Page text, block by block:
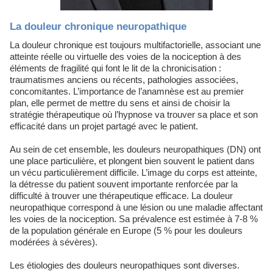
La douleur chronique neuropathique
La douleur chronique est toujours multifactorielle, associant une
atteinte réelle ou virtuelle des voies de la nociception à des
éléments de fragilité qui font le lit de la chronicisation :
traumatismes anciens ou récents, pathologies associées,
concomitantes. L’importance de l’anamnèse est au premier
plan, elle permet de mettre du sens et ainsi de choisir la
stratégie thérapeutique où l’hypnose va trouver sa place et son
efficacité dans un projet partagé avec le patient.
Au sein de cet ensemble, les douleurs neuropathiques (DN) ont
une place particulière, et plongent bien souvent le patient dans
un vécu particulièrement difficile. L’image du corps est atteinte,
la détresse du patient souvent importante renforcée par la
difficulté à trouver une thérapeutique efficace. La douleur
neuropathique correspond à une lésion ou une maladie affectant
les voies de la nociception. Sa prévalence est estimée à 7-8 %
de la population générale en Europe (5 % pour les douleurs
modérées à sévères).
Les étiologies des douleurs neuropathiques sont diverses.